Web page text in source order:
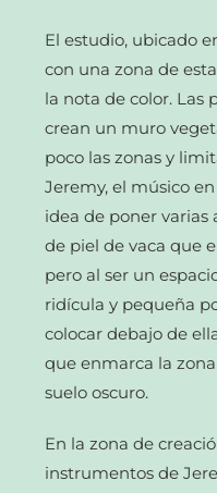
El estudio, ubicado
con una zona de
la nota de color. Las
crean un muro
poco las zonas y
Jeremy, el músico
idea de poner varias
de piel de vaca que
pero al ser un
ridícula y pequeña
colocar debajo de
que enmarca la
suelo oscuro.
En la zona de
instrumentos de